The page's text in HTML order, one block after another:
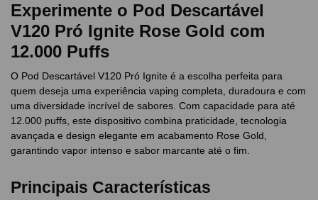
Experimente o Pod Descartável
V120 Pró Ignite Rose Gold com
12.000 Puffs
O Pod Descartável V120 Pró Ignite é a escolha perfeita para
quem deseja uma experiência vaping completa, duradoura e com
uma diversidade incrível de sabores. Com capacidade para até
12.000 puffs, este dispositivo combina praticidade, tecnologia
avançada e design elegante em acabamento Rose Gold,
garantindo vapor intenso e sabor marcante até o fim.
Principais Características